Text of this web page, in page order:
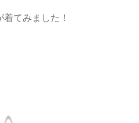
着てみました！